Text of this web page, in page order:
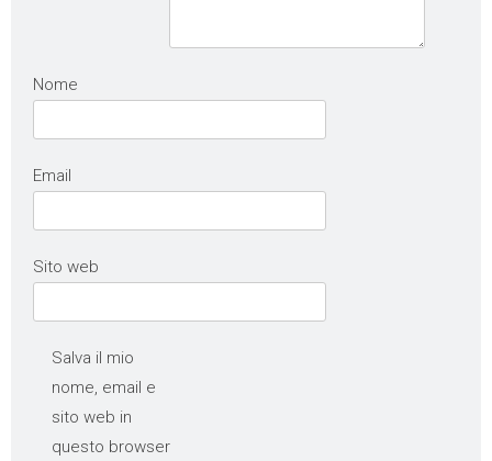
Nome
Email
Sito web
Salva il mio
nome, email e
sito web in
questo browser